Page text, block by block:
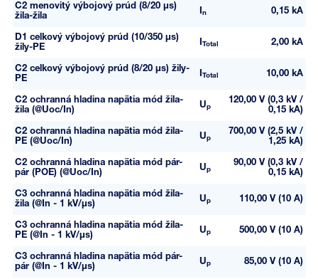
C2 menovitý výbojový prúd (8/20 µs)
žila-žila
n 0,15 kA
D1 celkový výbojový prúd (10/350 µs)
žily-PE
Total 2,00 kA
C2 celkový výbojový prúd (8/20 µs) žily-
PE
Total 10,00 kA
C2 ochranná hladina napätia mód žila-
žila (@Uoc/In)
Up
120,00 V (0,3 kV /
0,15 kA)
C2 ochranná hladina napätia mód žila-
PE (@Uoc/In)
Up
700,00 V (2,5 kV /
1,25 kA)
C2 ochranná hladina napätia mód pár-
pár (POE) (@Uoc/In)
Up
90,00 V (0,3 kV /
0,15 kA)
C3 ochranná hladina napätia mód žila-
žila (@In - 1 kV/µs)
Up 110,00 V (10 A)
C3 ochranná hladina napätia mód žila-
PE (@In - 1 kV/µs)
Up 500,00 V (10 A)
C3 ochranná hladina napätia mód pár-
pár (@In - 1 kV/µs)
Up 85,00 V (10 A)